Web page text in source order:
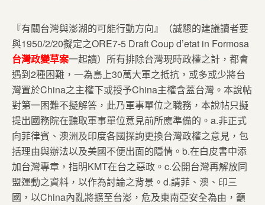
『有關台灣與澎湖的可能行動方向』（誠懇的建議讀者要
與1950/2/20擬定之ORE7-5 Draft Coup d’etat in Formosa
台灣政變草案一起讀）所有排除台灣現時政權之計，都會
遇到2種困難，一為島上30萬大軍之抵抗，或多或少將台
灣置於China之主權下或授予China主權含蓋台灣。本說帖
對第一困難不擬解答，此乃軍事單位之職務，本說帖只擬
提出國務院在聽取軍事單位意見前所應準備的。a.非正式
向菲律賓、澳洲及印度各國探詢更換台灣政權之意見，包
括理由與辦法以及美國不便出面的隱情。b.在白皮書中添
加台灣專章，指明KMT在台之惡政。c.公開台灣再解放同
盟運動之資料，以作為討論之背景。d.請菲、澳、印三
國，以China內亂將擴至台澎，危及東南亞安全為由，籲